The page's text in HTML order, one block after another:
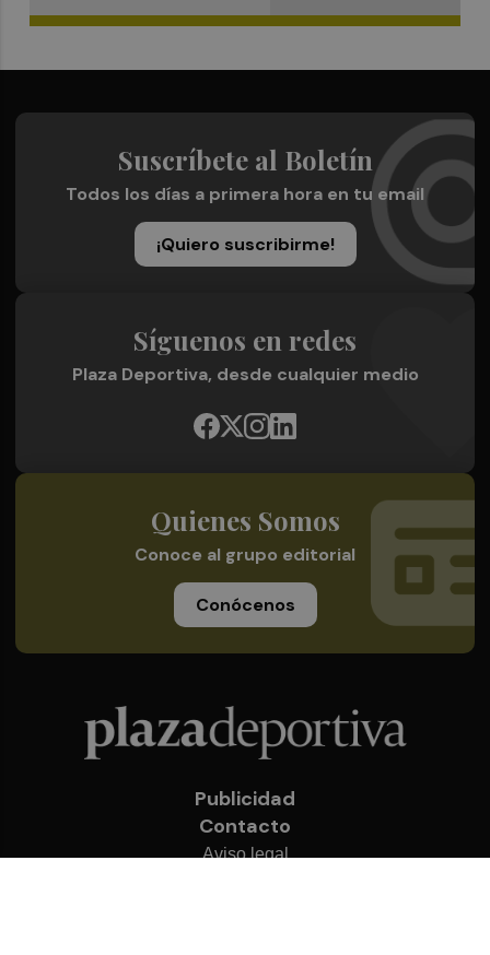
Suscríbete al Boletín
Todos los días a primera hora en tu email
¡Quiero suscribirme!
Síguenos en redes
Plaza Deportiva, desde cualquier medio
Quienes Somos
Conoce al grupo editorial
Conócenos
Publicidad
Contacto
Aviso legal